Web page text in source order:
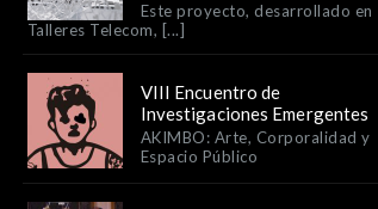
Este proyecto, desarrollado en
Talleres Telecom, [...]
VIII Encuentro de
Investigaciones Emergentes
AKIMBO: Arte, Corporalidad y
Espacio Público